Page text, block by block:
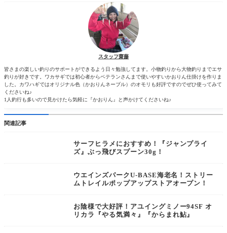
スタッフ齋藤
皆さまの楽しい釣りのサポートができるよう日々勉強してます。小物釣りから大物釣りまでエサ
釣りが好きです。ワカサギでは初心者からベテランさんまで使いやすいかおりん仕掛けを作りま
した。カワハギではオリジナル色（かおりんネーブル）のオモリも好評ですのでぜひ使ってみて
くださいね♪
1人釣行も多いので見かけたら気軽に『かおりん』と声かけてくださいね♪
関連記事
サーフヒラメにおすすめ！『ジャンプライ
ズ』ぶっ飛びスプーン30g！
ウエインズパークU-BASE海老名！ストリー
ムトレイルポップアップストアオープン！
お陰様で大好評！アユイングミノー94SF オ
リカラ『やる気満々』『からまれ鮎』